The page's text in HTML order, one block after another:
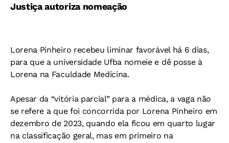
Justiça autoriza nomeação
Lorena Pinheiro recebeu liminar favorável há 6 dias,
para que a universidade Ufba nomeie e dê posse à
Lorena na Faculdade Medicina.
Apesar da “vitória parcial” para a médica, a vaga não
se refere a que foi concorrida por Lorena Pinheiro em
dezembro de 2023, quando ela ficou em quarto lugar
na classificação geral, mas em primeiro na